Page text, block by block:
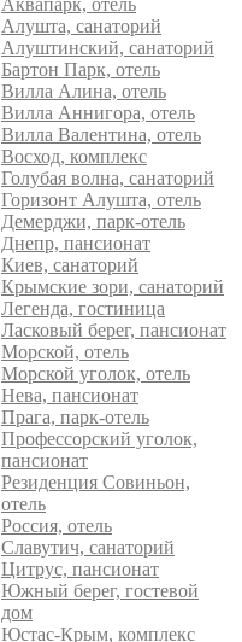
Аквапарк, отель
Алушта, санаторий
Алуштинский, санаторий
Бартон Парк, отель
Вилла Алина, отель
Вилла Аннигора, отель
Вилла Валентина, отель
Восход, комплекс
Голубая волна, санаторий
Горизонт Алушта, отель
Демерджи, парк-отель
Днепр, пансионат
Киев, санаторий
Крымские зори, санаторий
Легенда, гостиница
Ласковый берег, пансионат
Морской, отель
Морской уголок, отель
Нева, пансионат
Прага, парк-отель
Профессорский уголок,
пансионат
Резиденция Совиньон,
отель
Россия, отель
Славутич, санаторий
Цитрус, пансионат
Южный берег, гостевой
дом
Юстас-Крым, комплекс